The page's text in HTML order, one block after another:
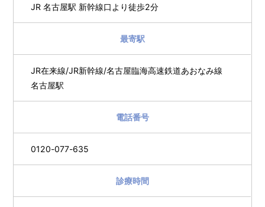
JR 名古屋駅 新幹線口より徒歩2分
最寄駅
JR在来線/JR新幹線/名古屋臨海高速鉄道あおなみ線
名古屋駅
電話番号
0120-077-635
診療時間